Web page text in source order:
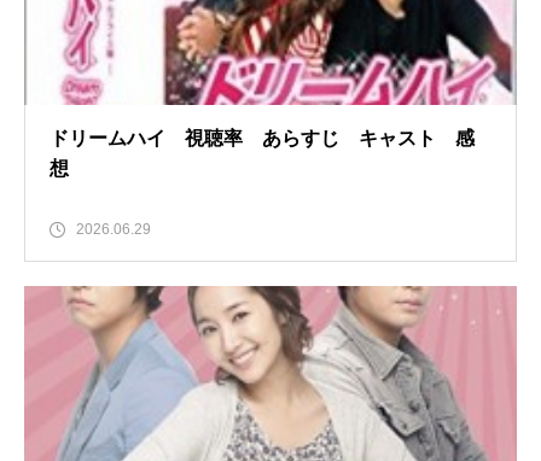
ドリームハイ 視聴率 あらすじ キャスト 感
想
2026.06.29